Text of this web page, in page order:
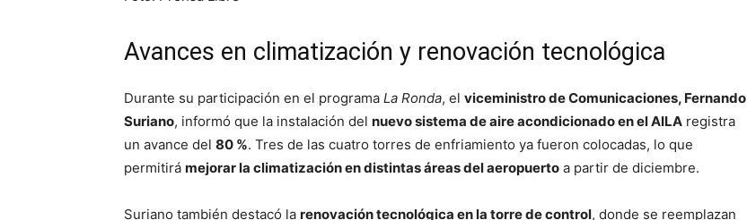
Avances en climatización y renovación tecnológica
Durante su participación en el programa La Ronda, el viceministro de Comunicaciones, Fernando
Suriano, informó que la instalación del nuevo sistema de aire acondicionado en el AILA registra
un avance del 80 %. Tres de las cuatro torres de enfriamiento ya fueron colocadas, lo que
permitirá mejorar la climatización en distintas áreas del aeropuerto a partir de diciembre.
Suriano también destacó la renovación tecnológica en la torre de control, donde se reemplazan